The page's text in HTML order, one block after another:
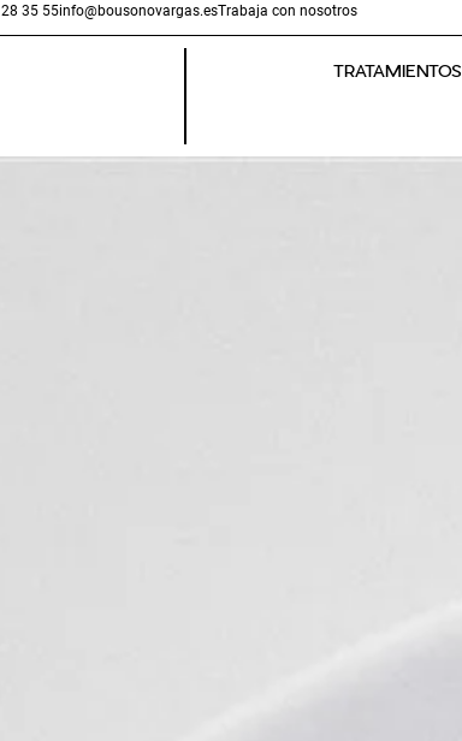
35 55info@bousonovargas.esTrabaja con nosotros
TRATAMIENTOS